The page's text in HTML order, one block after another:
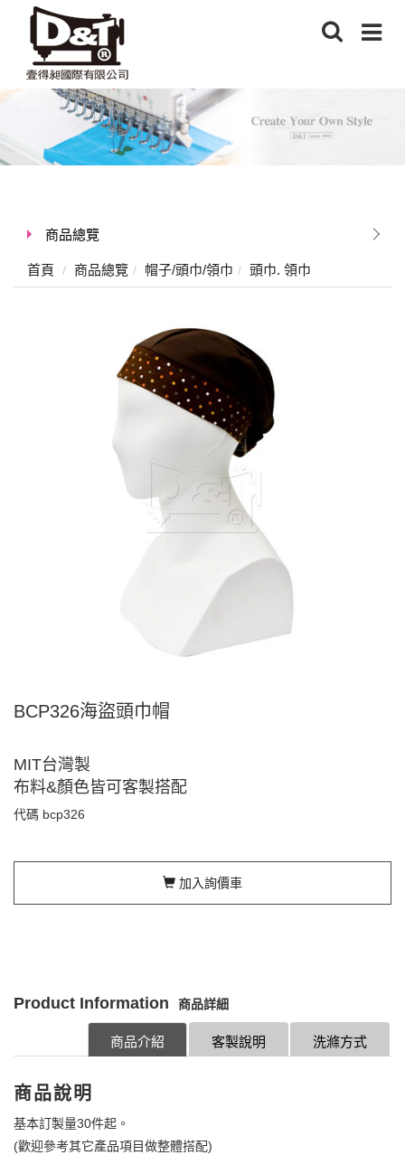
商品總覽
首頁 商品總覽 帽子/頭巾/領巾 頭巾. 領巾
BCP326海盜頭巾帽
MIT台灣製
布料&顏色皆可客製搭配
代碼 bcp326
加入詢價車
Product Information 商品詳細
洗滌方式
客製說明
商品介紹
商品說明
基本訂製量30件起。
(歡迎參考其它產品項目做整體搭配)